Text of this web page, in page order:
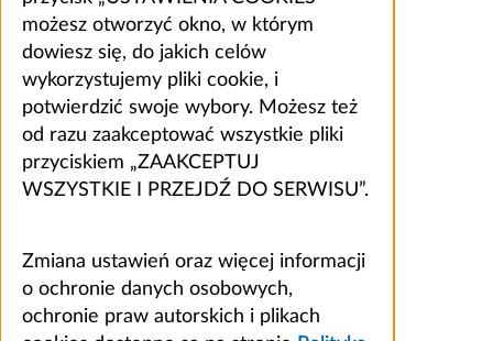
możesz otworzyć okno, w którym
dowiesz się, do jakich celów
wykorzystujemy pliki cookie, i
potwierdzić swoje wybory. Możesz też
od razu zaakceptować wszystkie pliki
przyciskiem „ZAAKCEPTUJ
WSZYSTKIE I PRZEJDŹ DO SERWISU”.
Zmiana ustawień oraz więcej informacji
o ochronie danych osobowych,
ochronie praw autorskich i plikach